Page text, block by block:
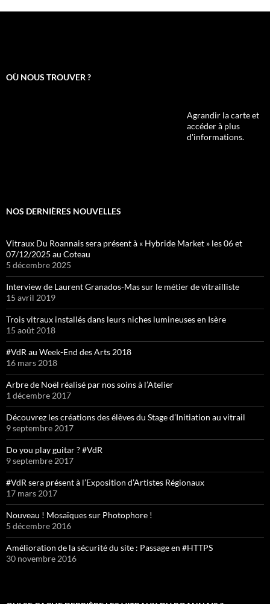
OÙ NOUS TROUVER ?
Agrandir la carte et
accéder à plus
d'informations.
NOS DERNIÈRES NOUVELLES
Vitraux Du Roannais sera présent à « Hybride Market » les 06 et
07/12/2025 au Coteau
5 décembre 2025
Interview de Laurent Granados-Mas sur le métier de vitrailliste
15 avril 2019
Trois vitraux installés dans leurs niches lumineuses en Isère
15 août 2018
#VdR au Week-End des Arts 2018
16 mars 2018
Arbre de Noël réalisé par nos soins à l’Atelier
1 décembre 2017
Découvrez les créations des élèves du Stage d’Initiation au vitrail
9 septembre 2017
Do you play guitar ? #VdR
9 septembre 2017
#VdR sera présent à l’Exposition d’Artistes Régionaux
17 mars 2017
Nouveau ! Mosaïques sur Photophore !
5 décembre 2016
Amélioration de la sécurité du site : Passage en #HTTPS
30 novembre 2016